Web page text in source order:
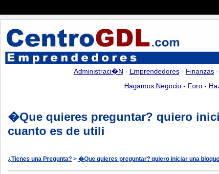
Administraci�n - Emprendedores- Finanzas
Hagamos Negocio- Foro-
�Que quieres preguntar? quiero
cuanto es de utili
¿Tienes una Pregunta? > �Que quieres preguntar? quiero iniciar una